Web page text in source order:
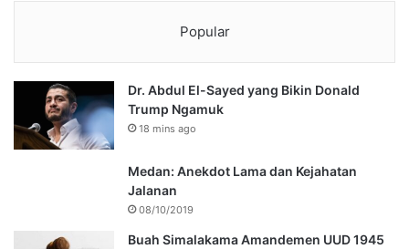
Popular
Dr. Abdul El-Sayed yang Bikin Donald
Trump Ngamuk
18 mins ago
Medan: Anekdot Lama dan Kejahatan
Jalanan
08/10/2019
Buah Simalakama Amandemen UUD 1945